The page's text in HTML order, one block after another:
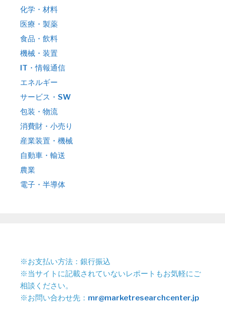
化学・材料
医療・製薬
食品・飲料
機械・装置
IT・情報通信
エネルギー
サービス・SW
包装・物流
消費財・小売り
産業装置・機械
自動車・輸送
農業
電子・半導体
※お支払い方法：銀行振込
※当サイトに記載されていないレポートもお気軽にご
相談ください。
※お問い合わせ先： mr@marketresearchcenter.jp